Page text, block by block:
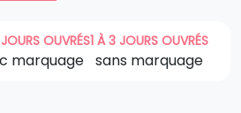
OUVRÉS
marquage
1 À 3 JOURS OUVRÉS
sans marquage